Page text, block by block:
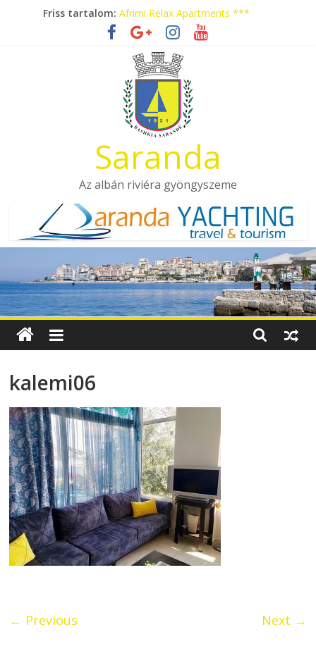
Friss tartalom: Afrimi Relax Apartments ***
Tengerparti nyaralás autóbusszal!
Eladó apartmanok Sarandában
Hotel Pini ***
Aquamarine Apartments
Saranda
Az albán riviéra gyöngyszeme
kalemi06
← Previous Next →